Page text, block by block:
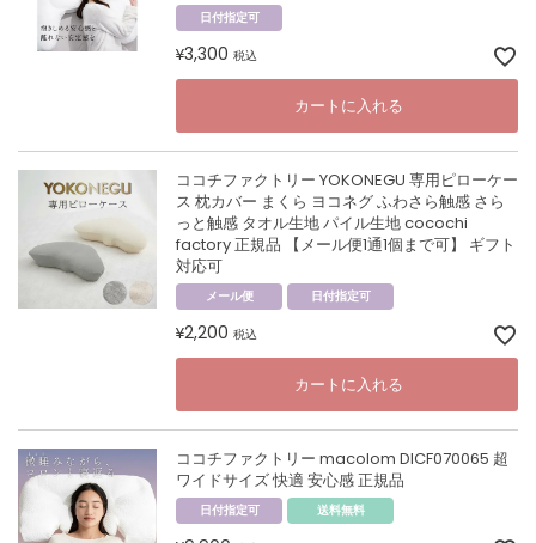
日付指定可
¥3,300 税込
カートに入れる
ココチファクトリー YOKONEGU 専用ピローケー
ス 枕カバー まくら ヨコネグ ふわさら触感 さら
っと触感 タオル生地 パイル生地 cocochi
factory 正規品 【メール便1通1個まで可】 ギフト
対応可
メール便 日付指定可
¥2,200 税込
カートに入れる
ココチファクトリー macolom DICF070065 超
ワイドサイズ 快適 安心感 正規品
日付指定可 送料無料